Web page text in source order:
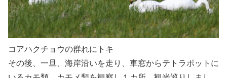
コアハクチョウの群れにトキ
その後、一旦、海岸沿いを走り、車窓からテトラポットに